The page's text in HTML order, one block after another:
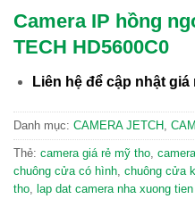
Camera IP hồng
TECH HD5600C0
Liên hệ để cập nhật giá
Danh mục: CAMERA JETCH,
Thẻ: camera giá rẻ mỹ tho,
chuông cửa có hình, chuông cửa
tho, lap dat camera nha xuong